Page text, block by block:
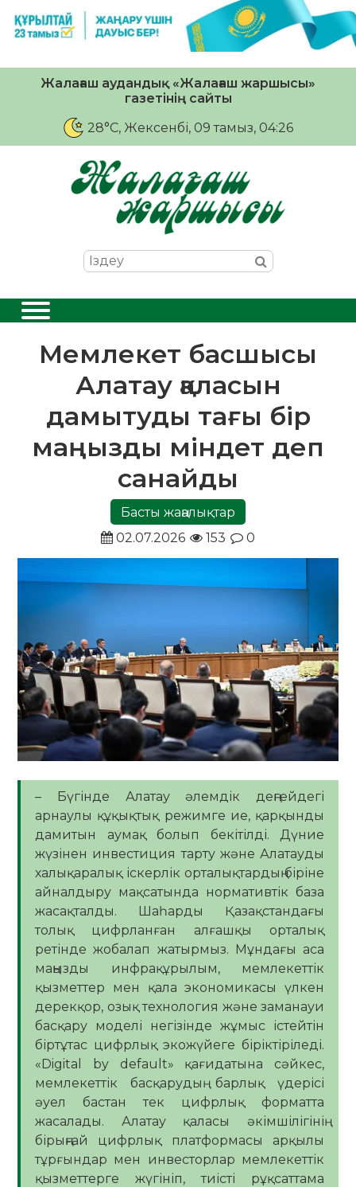
Жалағаш аудандық «Жалағаш жаршысы»
газетінің сайты
28°C, Жексенбі, 09 тамыз, 04:26
Мемлекет басшысы
Алатау қаласын
дамытуды тағы бір
маңызды міндет деп
санайды
Басты жаңалықтар
02.07.2026
153 0
– Бүгінде Алатау әлемдік деңгейдегі
арнаулы құқықтық режимге ие, қарқынды
дамитын аумақ болып бекітілді. Дүние
жүзінен инвестиция тарту және Алатауды
халықаралық іскерлік орталықтардың біріне
айналдыру мақсатында нормативтік база
жасақталды. Шаһарды Қазақстандағы
толық цифрланған алғашқы орталық
ретінде жобалап жатырмыз. Мұндағы аса
маңызды инфрақұрылым, мемлекеттік
қызметтер мен қала экономикасы үлкен
дерекқор, озық технология және заманауи
басқару моделі негізінде жұмыс істейтін
біртұтас цифрлық экожүйеге біріктіріледі.
«Digital by default» қағидатына сәйкес,
мемлекеттік басқарудың барлық үдерісі
әуел бастан тек цифрлық форматта
жасалады. Алатау қаласы әкімшілігінің
бірыңғай цифрлық платформасы арқылы
тұрғындар мен инвесторлар мемлекеттік
қызметтерге жүгініп, тиісті рұқсаттама